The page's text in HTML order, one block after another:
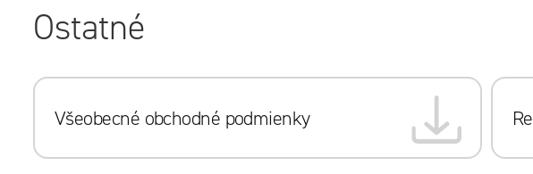
Ostatné
Všeobecné obchodné podmienky